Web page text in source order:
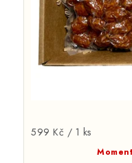
Měrná
599 Kč / 1 ks